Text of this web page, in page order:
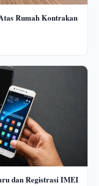
Rumah Kontrakan
dan Registrasi IMEI